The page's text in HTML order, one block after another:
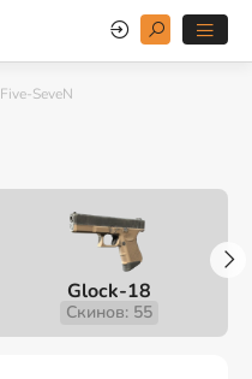
Five-SeveN
Glock-18
Скинов: 55